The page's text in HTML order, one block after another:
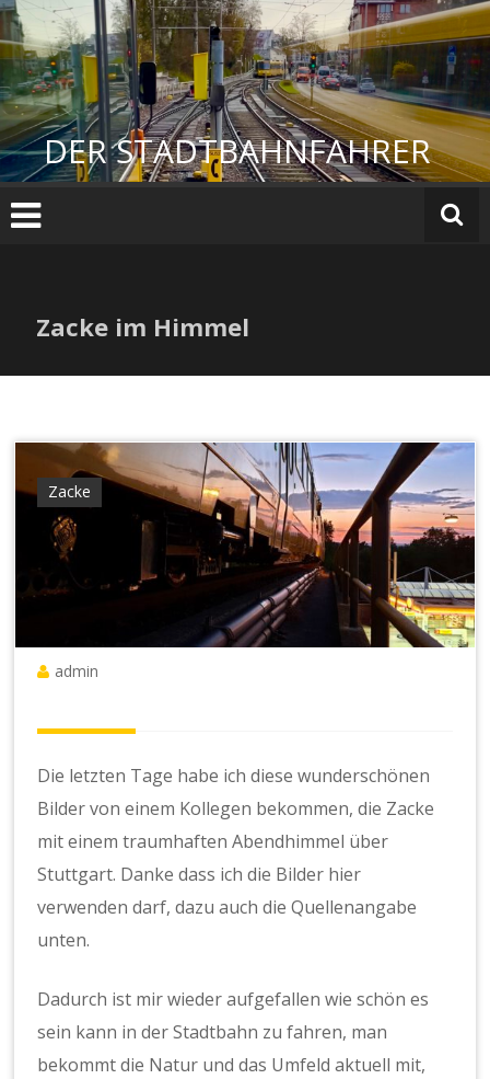
Zum
Inhalt
springen
DER STADTBAHNFAHRER
Zacke im Himmel
Zacke
admin
Die letzten Tage habe ich diese wunderschönen
Bilder von einem Kollegen bekommen, die Zacke
mit einem traumhaften Abendhimmel über
Stuttgart. Danke dass ich die Bilder hier
verwenden darf, dazu auch die Quellenangabe
unten.
Dadurch ist mir wieder aufgefallen wie schön es
sein kann in der Stadtbahn zu fahren, man
bekommt die Natur und das Umfeld aktuell mit,